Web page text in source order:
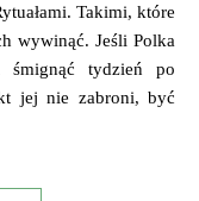
Takimi, które
wywinąć. Jeśli Polka
śmignąć tydzień po
jej nie zabroni, być